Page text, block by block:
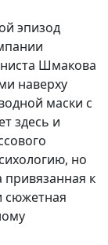
эпизод
Шмакова
наверху
маски с
здесь и
но
к
сюжетная